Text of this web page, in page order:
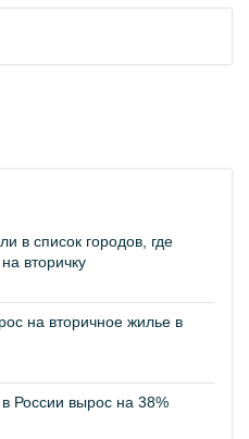
в список городов, где
вторичку
на вторичное жилье в
России вырос на 38%